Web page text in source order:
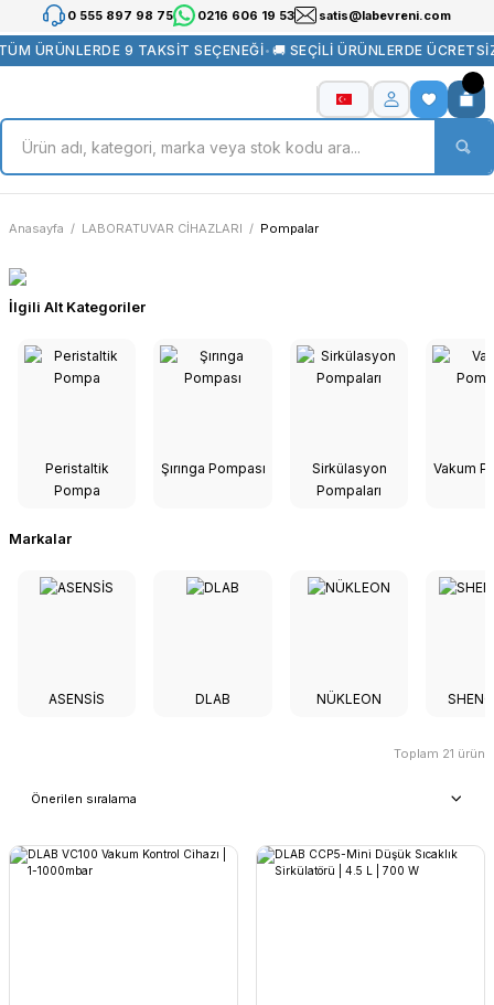
0 555 897 98 75 0216 606 19 53 satis@labevreni.com
ÜRÜNLERDE 9 TAKSİT SEÇENEĞİ•🚚 SEÇİLİ ÜRÜNLERDE ÜCRETSİZ
Anasayfa LABORATUVAR CİHAZLARI Pompalar
İlgili Alt Kategoriler
Peristaltik
Pompa
Şırınga Pompası
Sirkülasyon
Pompaları
Vakum
Markalar
ASENSİS DLAB NÜKLEON
Toplam 21 ürün